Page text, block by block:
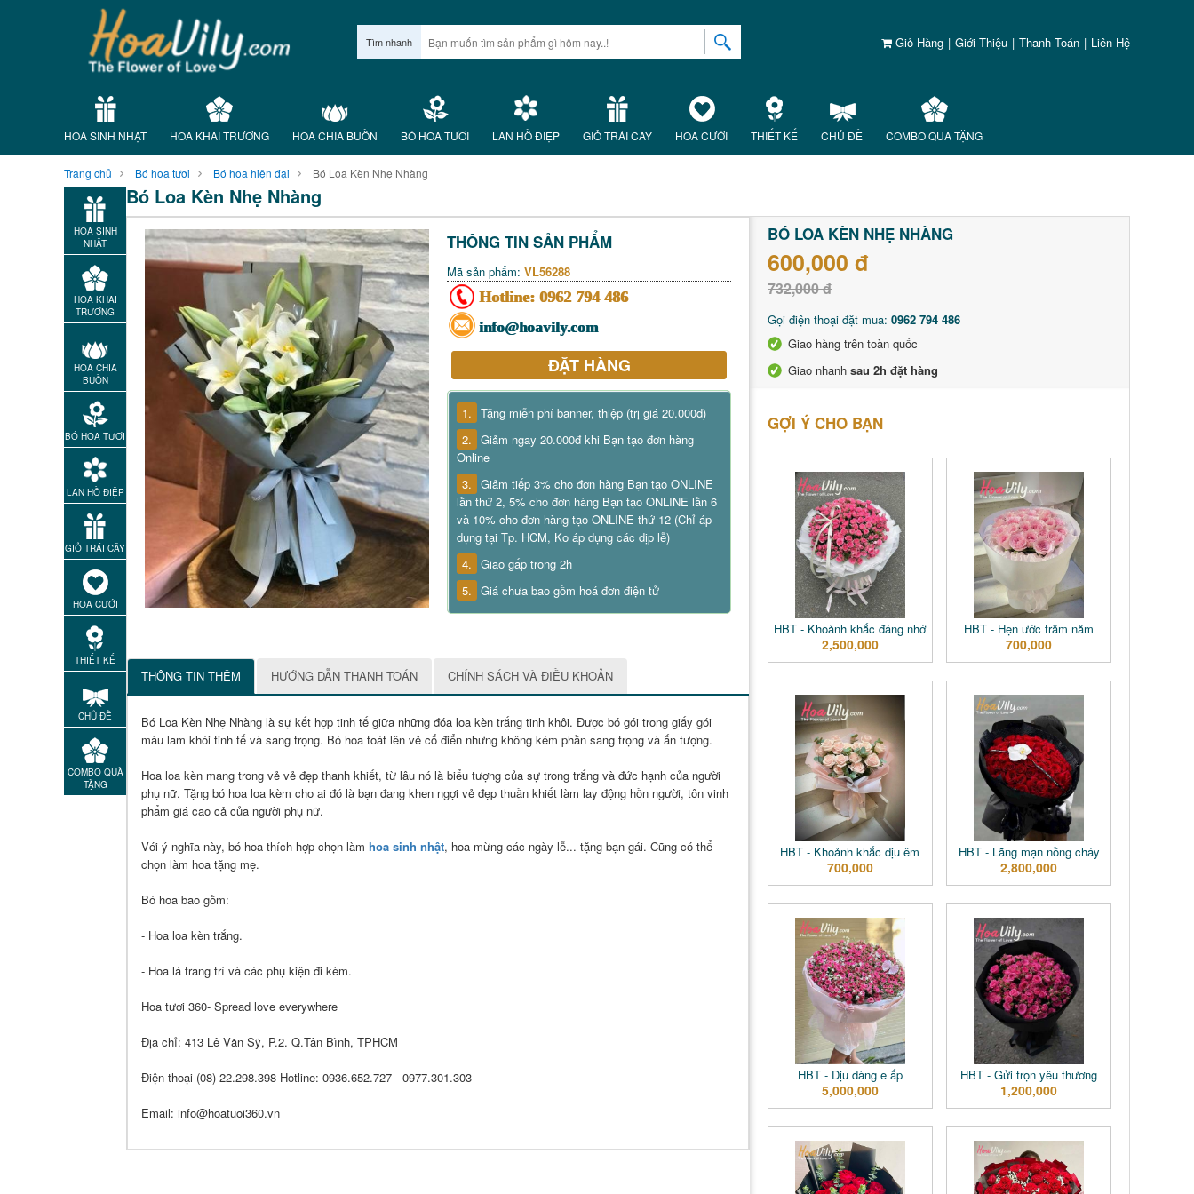
Giỏ Hàng | Giới Thiệu | Thanh Toán | Liên Hệ
Tìm nhanh
HOA SINH NHẬT HOA KHAI TRƯƠNG HOA CHIA BUỒN BÓ HOA TƯƠI LAN HỒ ĐIỆP GIỎ TRÁI CÂY HOA CƯỚI THIẾT KẾ CHỦ ĐỀ COMBO QUÀ TẶNG
Trang chủ Bó hoa tươi Bó hoa hiện đại Bó Loa Kèn Nhẹ Nhàng
HOA SINH
NHẬT
HOA KHAI
TRƯƠNG
HOA CHIA
BUỒN
BÓ HOA TƯƠI
LAN HỒ ĐIỆP
GIỎ TRÁI CÂY
HOA CƯỚI
THIẾT KẾ
CHỦ ĐỀ
COMBO QUÀ
TẶNG
Bó Loa Kèn Nhẹ Nhàng
THÔNG TIN SẢN PHẨM
Mã sản phẩm: VL56288
Hotline: 0962 794 486
info@hoavily.com
ĐẶT HÀNG
1. Tặng miễn phí banner, thiệp (trị giá 20.000đ)
2. Giảm ngay 20.000đ khi Bạn tạo đơn hàng
Online
3. Giảm tiếp 3% cho đơn hàng Bạn tạo ONLINE
lần thứ 2, 5% cho đơn hàng Bạn tạo ONLINE lần 6
và 10% cho đơn hàng tạo ONLINE thứ 12 (Chỉ áp
dụng tại Tp. HCM, Ko áp dụng các dịp lễ)
4. Giao gấp trong 2h
5. Giá chưa bao gồm hoá đơn điện tử
THÔNG TIN THÊM HƯỚNG DẪN THANH TOÁN CHÍNH SÁCH VÀ ĐIỀU KHOẢN
Bó Loa Kèn Nhẹ Nhàng là sự kết hợp tinh tế giữa những đóa loa kèn trắng tinh khôi. Được bó gói trong giấy gói
màu lam khói tinh tế và sang trọng. Bó hoa toát lên vẻ cổ điển nhưng không kém phần sang trọng và ấn tượng.
Hoa loa kèn mang trong vẻ vẻ đẹp thanh khiết, từ lâu nó là biểu tượng của sự trong trắng và đức hạnh của người
phụ nữ. Tặng bó hoa loa kèm cho ai đó là bạn đang khen ngợi vẻ đẹp thuần khiết làm lay động hồn người, tôn vinh
phẩm giá cao cả của người phụ nữ.
Với ý nghĩa này, bó hoa thích hợp chọn làm hoa sinh nhật, hoa mừng các ngày lễ... tặng bạn gái. Cũng có thể
chọn làm hoa tặng mẹ.
Bó hoa bao gồm:
- Hoa loa kèn trắng.
- Hoa lá trang trí và các phụ kiện đi kèm.
Hoa tươi 360- Spread love everywhere
Địa chỉ: 413 Lê Văn Sỹ, P.2. Q.Tân Bình, TPHCM
Điện thoại (08) 22.298.398 Hotline: 0936.652.727 - 0977.301.303
Email: info@hoatuoi360.vn
BÓ LOA KÈN NHẸ NHÀNG
600,000 đ
732,000 đ
Gọi điện thoại đặt mua: 0962 794 486
Giao hàng trên toàn quốc
Giao nhanh sau 2h đặt hàng
GỢI Ý CHO BẠN
HBT - Khoảnh khắc đáng nhớ
2,500,000
HBT - Hẹn ước trăm năm
700,000
HBT - Khoảnh khắc dịu êm
700,000
HBT - Lãng mạn nồng cháy
2,800,000
HBT - Dịu dàng e ấp
5,000,000
HBT - Gửi trọn yêu thương
1,200,000